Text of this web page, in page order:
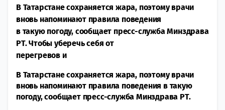
В Татарстане сохраняется жара, поэтому врачи
вновь напоминают правила поведения
в такую погоду, сообщает пресс-служба Минздрава
РТ. Чтобы уберечь себя от
перегревов и
В Татарстане сохраняется жара, поэтому врачи
вновь напоминают правила поведения в такую
погоду, сообщает пресс-служба Минздрава РТ.